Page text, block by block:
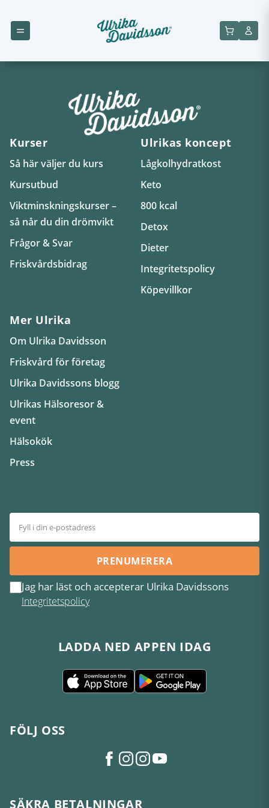
Kurser
Så här väljer du kurs
Kursutbud
Viktminskningskurser –
så når du din drömvikt
Frågor & Svar
Friskvårdsbidrag
Ulrikas koncept
Lågkolhydratkost
Keto
800 kcal
Detox
Dieter
Integritetspolicy
Köpevillkor
Mer Ulrika
Om Ulrika Davidsson
Friskvård för företag
Ulrika Davidssons blogg
Ulrikas Hälsoresor &
event
Hälsokök
Press
PRENUMERERA
Jag har läst och accepterar Ulrika Davidssons
Integritetspolicy
LADDA NED APPEN IDAG
FÖLJ OSS
SÄKRA BETALNINGAR